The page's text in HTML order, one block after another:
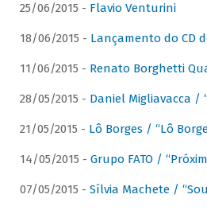
25/06/2015 - Flavio Venturini
18/06/2015 - Lançamento do CD
11/06/2015 - Renato Borghetti
28/05/2015 - Daniel Migliavacca /
21/05/2015 - Lô Borges / “Lô
14/05/2015 - Grupo FATO /
07/05/2015 - Sílvia Machete /